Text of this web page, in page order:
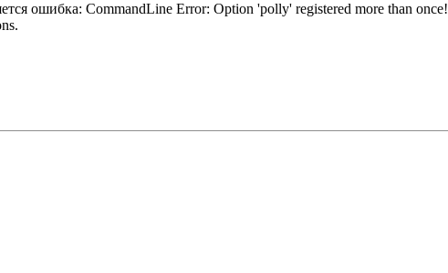
ошибка: CommandLine Error: Option 'polly' registered more than once!